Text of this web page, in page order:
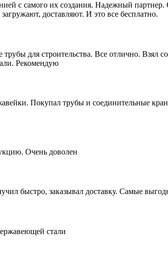
с самого их создания. Надежный
доставляют. И это все бесплатно.
для строительства. Все отлично. Взял
Рекомендую
Покупал трубы и соединительные
Очень доволен
быстро, заказывал доставку. Самые
стали